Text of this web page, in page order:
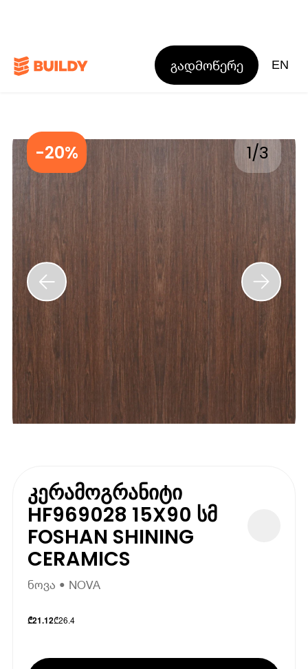
გადმოწერე EN
-20% 1/3
კერამოგრანიტი
HF969028 15X90 სმ
FOSHAN SHINING
CERAMICS
ნოვა • NOVA
₾21.12₾26.4